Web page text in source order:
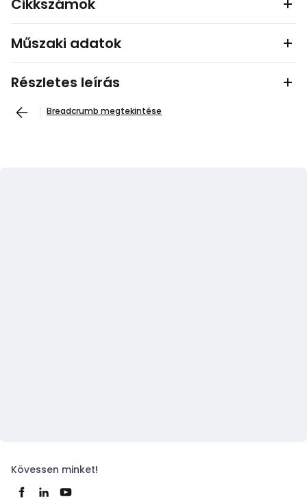
Cikkszámok
Műszaki adatok
Részletes leírás
Breadcrumb megtekintése
Kövessen minket!